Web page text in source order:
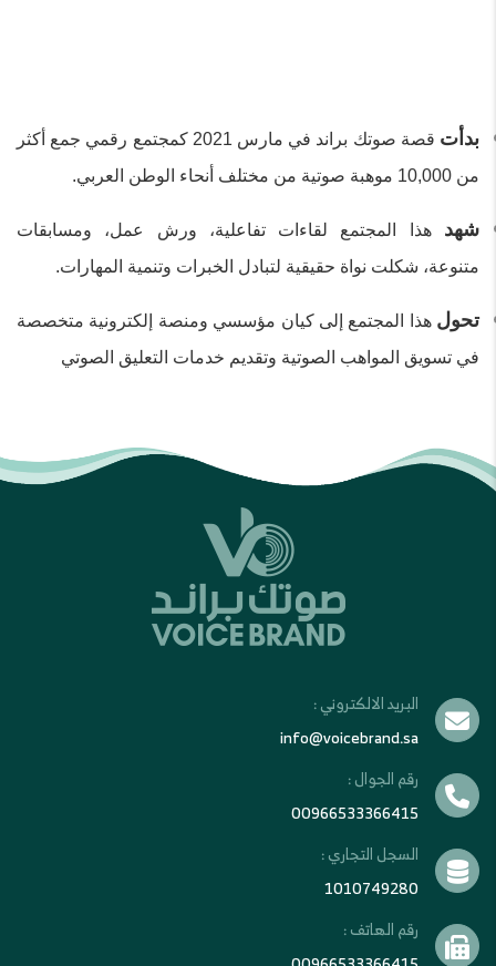
بدأت
قصة صوتك براند في مارس 2021 كمجتمع رقمي جمع أكثر
من 10,000 موهبة صوتية من مختلف أنحاء الوطن العربي.
شهد
هذا المجتمع لقاءات تفاعلية، ورش عمل، ومسابقات
متنوعة، شكلت نواة حقيقية لتبادل الخبرات وتنمية المهارات.
تحول هذا المجتمع إلى كيان مؤسسي ومنصة إلكترونية متخصصة
في تسويق المواهب الصوتية وتقديم خدمات التعليق الصوتي
البريد الالكتروني :
info@voicebrand.sa
رقم الجوال :
00966533366415
السجل التجاري :
1010749280
رقم الهاتف :